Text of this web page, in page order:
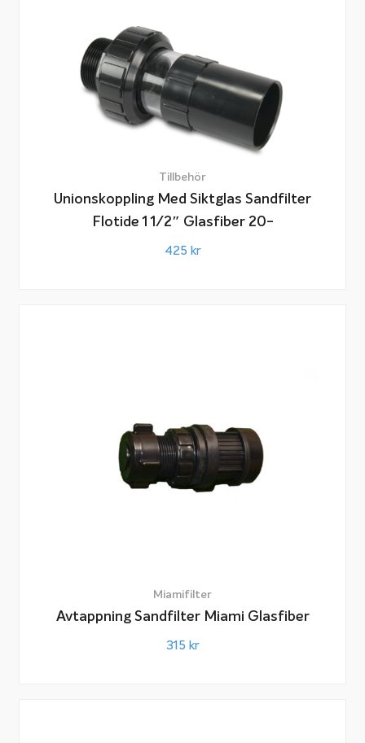
Tillbehör
Unionskoppling Med Siktglas Sandfilter
Flotide 1 1/2″ Glasfiber 20-
425 kr
Miamifilter
Avtappning Sandfilter Miami Glasfiber
315 kr